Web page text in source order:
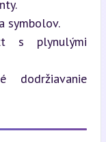
symbolov.
s plynulými
dodržiavanie